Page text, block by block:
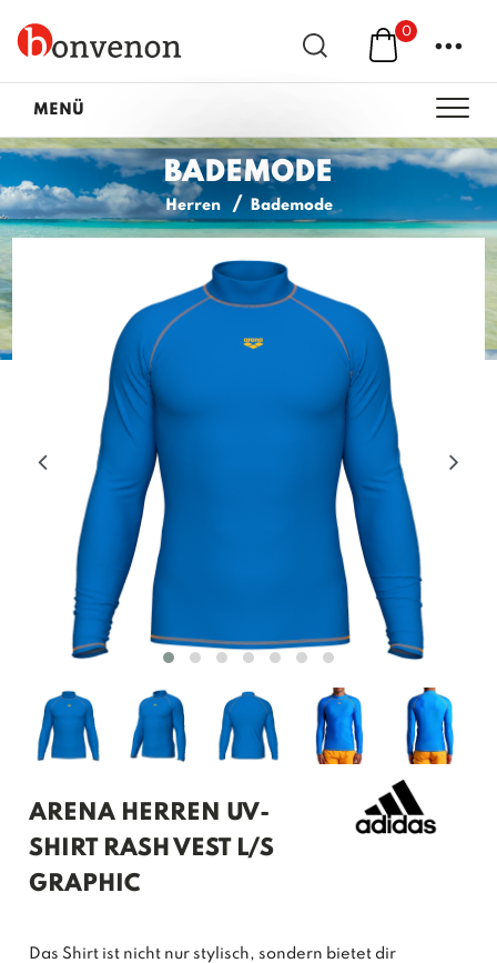
0 ...
MENÜ
BADEMODE
Herren Bademode
ARENA HERREN UV-
SHIRT RASH VEST L/S
GRAPHIC
Das Shirt ist nicht nur stylisch, sondern bietet dir